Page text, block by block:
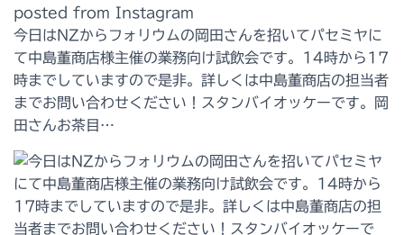
posted from Instagram
今日はNZからフォリウムの岡田さんを招いてパセミヤに
て中島董商店様主催の業務向け試飲会です。14時から17
時までしていますので是非。詳しくは中島董商店の担当者
までお問い合わせください！スタンバイオッケーです。岡
田さんお茶目…